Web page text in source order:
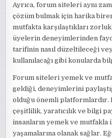
Ayrıca, forum siteleri aynı
çözüm bulmak için harika
mutfakta karşılaştıkları
üyelerin deneyimlerinden
tarifinin nasıl düzeltileceği
kullanılacağı gibi konularda
Forum siteleri yemek ve
geldiği, deneyimlerini
olduğu önemli
çeşitlilik, yaratıcılık ve bilgi
insanların yemek ve mutfakla
yaşamalarına olanak sağlar.